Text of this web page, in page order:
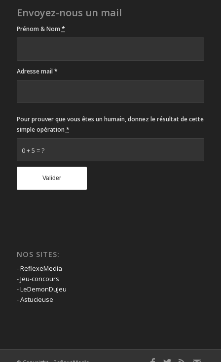
Envoyez-nous un mail
Prénom & Nom *
Adresse mail *
0 + 5 = ?
Pour prouver que vous êtes un humain, donnez le résultat de cette
simple opération *
NOS SITES:
-ReflexeMedia
-Jeu-concours
-LeDemonDuJeu
-Astucieuse